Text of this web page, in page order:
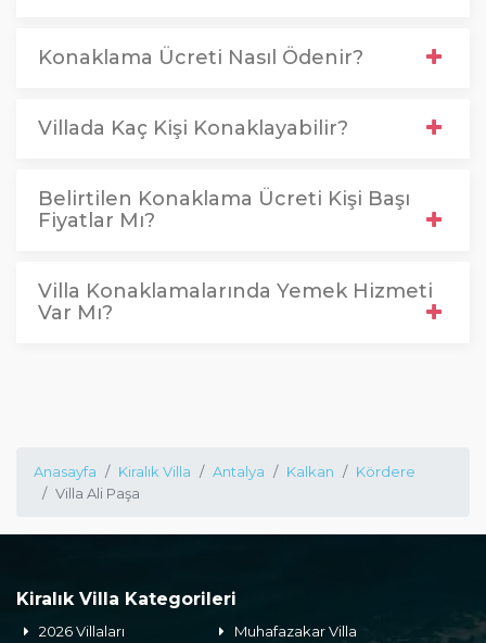
Konaklama Ücreti Nasıl Ödenir?
Villada Kaç Kişi Konaklayabilir?
Belirtilen Konaklama Ücreti Kişi Başı
Fiyatlar Mı?
Villa Konaklamalarında Yemek Hizmeti
Var Mı?
Anasayfa Kiralık Villa Antalya Kalkan
Kördere
Villa Ali Paşa
Kiralık Villa Kategorileri
2026 Villaları
Muhafazakar Villa